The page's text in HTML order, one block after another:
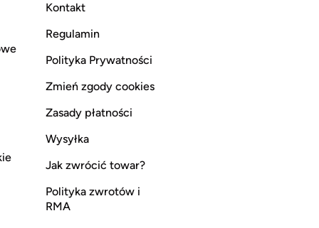
Kontakt
Regulamin
Polityka Prywatności
Zmień zgody cookies
Zasady płatności
Wysyłka
Jak zwrócić towar?
Polityka zwrotów i
RMA